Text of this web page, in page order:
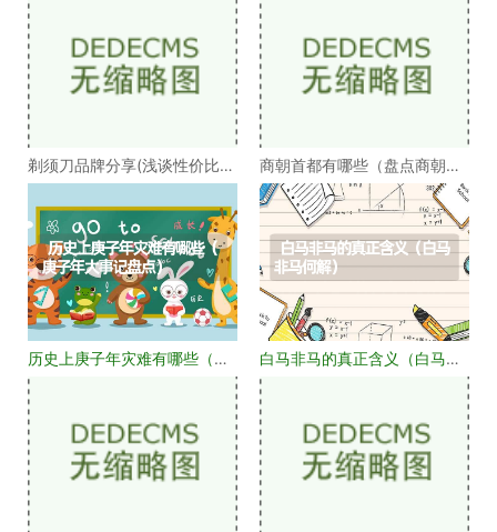
剃须刀品牌分享(浅谈性价比高
的剃须刀品牌）
商朝首都有哪些（盘点商朝的
十几个首都）
历史上庚子年灾难有哪些（庚
子年大事记盘点）
白马非马的真正含义（白马非
马何解）